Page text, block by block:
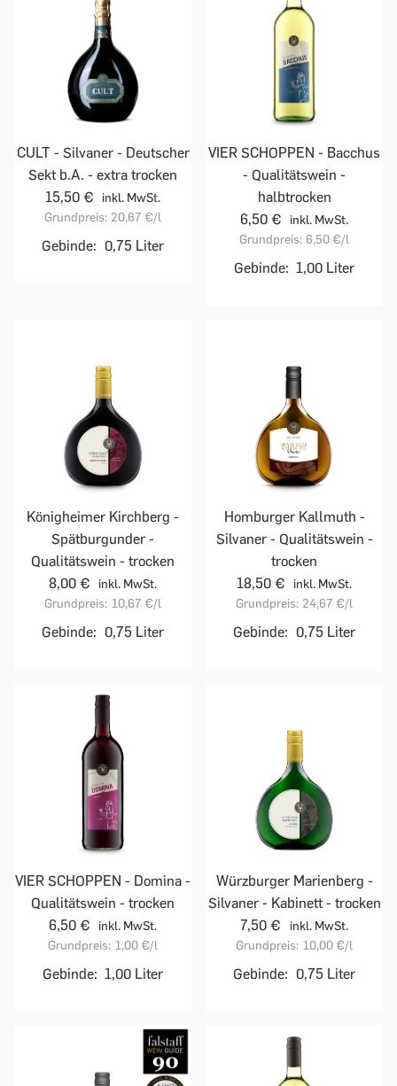
CULT - Silvaner - Deutscher
Sekt b.A. - extra trocken
15,50 €
inkl. MwSt.
Grundpreis: 20,67 €/l
Gebinde: 0,75 Liter
VIER SCHOPPEN - Bacchus
- Qualitätswein -
halbtrocken
6,50 €
inkl. MwSt.
Grundpreis: 6,50 €/l
Gebinde: 1,00 Liter
Königheimer Kirchberg -
Spätburgunder -
Qualitätswein - trocken
8,00 €
inkl. MwSt.
Grundpreis: 10,67 €/l
Gebinde: 0,75 Liter
Homburger Kallmuth -
Silvaner - Qualitätswein -
trocken
18,50 €
inkl. MwSt.
Grundpreis: 24,67 €/l
Gebinde: 0,75 Liter
VIER SCHOPPEN - Domina -
Qualitätswein - trocken
6,50 €
inkl. MwSt.
Grundpreis: 1,00 €/l
Gebinde: 1,00 Liter
Würzburger Marienberg -
Silvaner - Kabinett - trocken
7,50 €
inkl. MwSt.
Grundpreis: 10,00 €/l
Gebinde: 0,75 Liter